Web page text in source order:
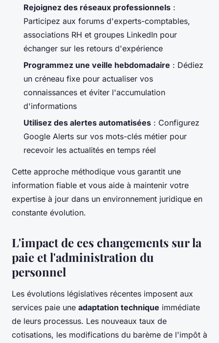
Rejoignez des réseaux professionnels :
Participez aux forums d'experts-comptables,
associations RH et groupes LinkedIn pour
échanger sur les retours d'expérience
Programmez une veille hebdomadaire : Dédiez
un créneau fixe pour actualiser vos
connaissances et éviter l'accumulation
d'informations
Utilisez des alertes automatisées : Configurez
Google Alerts sur vos mots-clés métier pour
recevoir les actualités en temps réel
Cette approche méthodique vous garantit une
information fiable et vous aide à maintenir votre
expertise à jour dans un environnement juridique en
constante évolution.
L'impact de ces changements sur la
paie et l'administration du
personnel
Les évolutions législatives récentes imposent aux
services paie une adaptation technique immédiate
de leurs processus. Les nouveaux taux de
cotisations, les modifications du barème de l'impôt à